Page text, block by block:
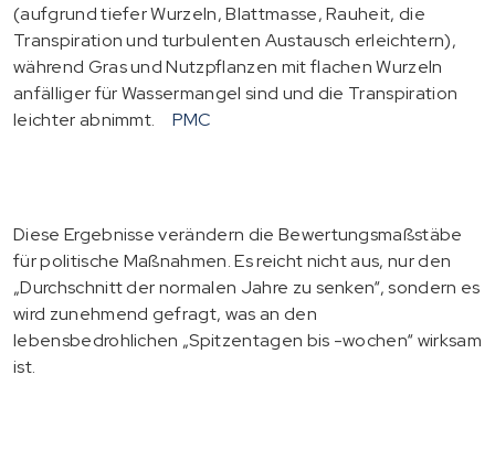
(aufgrund tiefer Wurzeln, Blattmasse, Rauheit, die
Transpiration und turbulenten Austausch erleichtern),
während Gras und Nutzpflanzen mit flachen Wurzeln
anfälliger für Wassermangel sind und die Transpiration
leichter abnimmt.
PMC
Diese Ergebnisse verändern die Bewertungsmaßstäbe
für politische Maßnahmen. Es reicht nicht aus, nur den
„Durchschnitt der normalen Jahre zu senken“, sondern es
wird zunehmend gefragt, was an den
lebensbedrohlichen „Spitzentagen bis -wochen“ wirksam
ist.